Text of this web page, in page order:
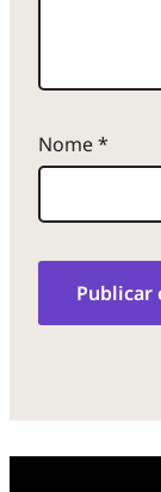
Nome*